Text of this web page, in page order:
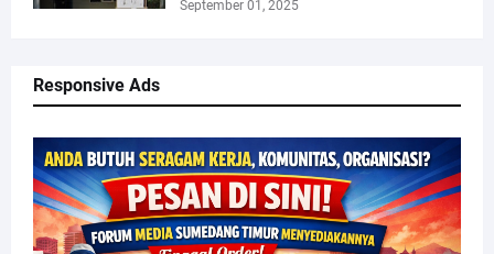
September 01, 2025
Responsive Ads